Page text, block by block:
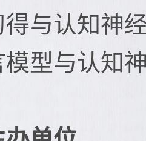
得与认知神
模型与认知